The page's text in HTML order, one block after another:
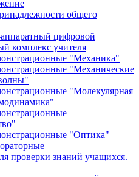
общего
цифровой
комплекс учителя
"Механика"
"Механические
"Молекулярная
"Оптика"
проверки знаний учащихся.